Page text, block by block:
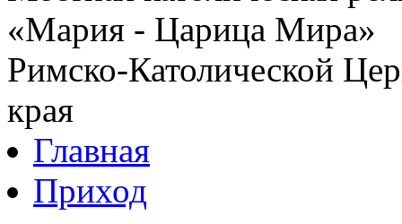
«Мария - Царица Мира»
Римско-Католической
края
Главная
Приход